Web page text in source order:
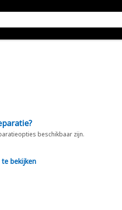
beschikbaar zijn.
bekijken